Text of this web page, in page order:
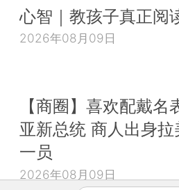
心智｜教孩子真正阅
2026年08月09日
【商圈】喜欢配戴名
亚新总统 商人出身拉
一员
2026年08月09日